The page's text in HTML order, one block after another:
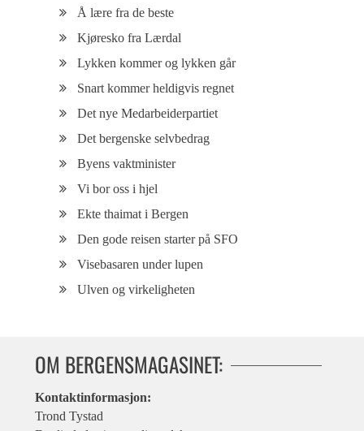
Å lære fra de beste
Kjøresko fra Lærdal
Lykken kommer og lykken går
Snart kommer heldigvis regnet
Det nye Medarbeiderpartiet
Det bergenske selvbedrag
Byens vaktminister
Vi bor oss i hjel
Ekte thaimat i Bergen
Den gode reisen starter på SFO
Visebasaren under lupen
Ulven og virkeligheten
OM BERGENSMAGASINET:
Kontaktinformasjon:
Trond Tystad